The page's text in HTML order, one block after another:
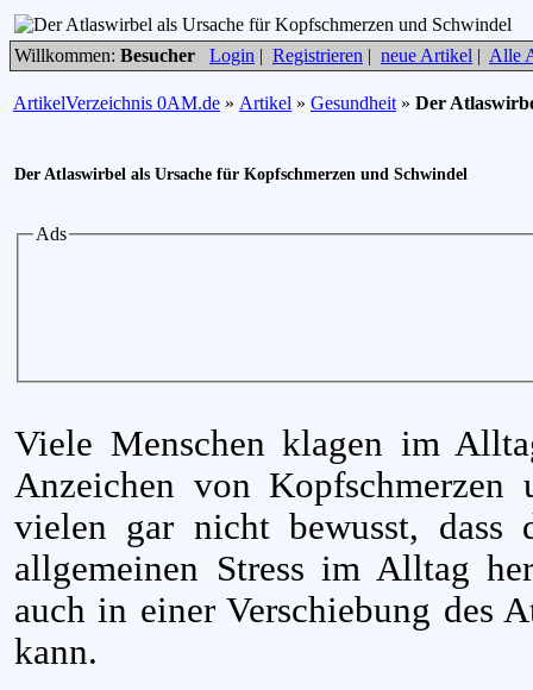
Willkommen: Besucher Login | Registrieren | neue Artikel | Alle
ArtikelVerzeichnis 0AM.de » Artikel » Gesundheit » Der
Der Atlaswirbel als Ursache für Kopfschmerzen und Schwindel
Ads
Viele Menschen klagen im
Anzeichen von
vielen gar nicht bewusst,
allgemeinen Stress im Alltag
auch in einer Verschiebung des
kann.